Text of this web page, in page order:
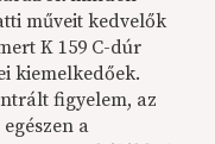
műveit kedvelők
K 159 C-dúr
kiemelkedőek.
figyelem, az
a